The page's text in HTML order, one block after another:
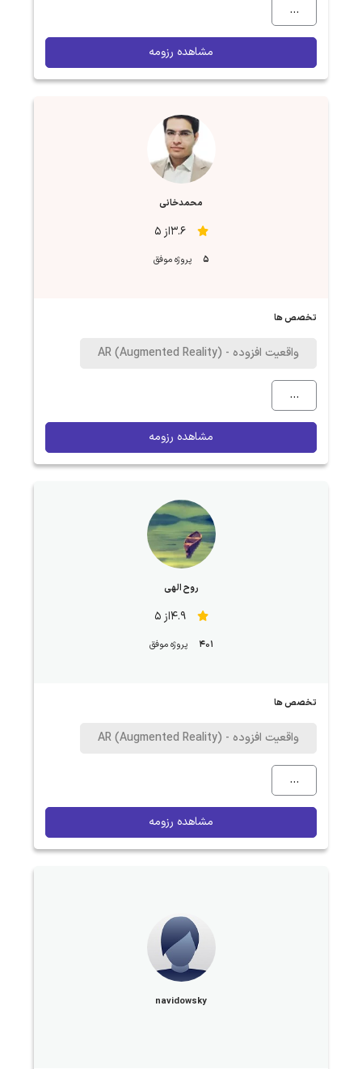
...
مشاهده رزومه
محمدخانی
3.6از 5
5 پروژه موفق
تخصص ها
واقعیت افزوده - AR (Augmented Reality)
...
مشاهده رزومه
روح الهی
4.9از 5
401 پروژه موفق
تخصص ها
واقعیت افزوده - AR (Augmented Reality)
...
مشاهده رزومه
navidowsky